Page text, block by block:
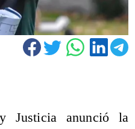
Justicia anunció la